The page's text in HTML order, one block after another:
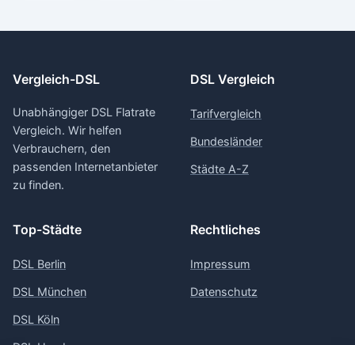
Vergleich-DSL
Unabhängiger DSL Flatrate
Vergleich. Wir helfen
Verbrauchern, den
passenden Internetanbieter
zu finden.
DSL Vergleich
Tarifvergleich
Bundesländer
Städte A-Z
Top-Städte
DSL Berlin
DSL München
DSL Köln
Rechtliches
Impressum
Datenschutz